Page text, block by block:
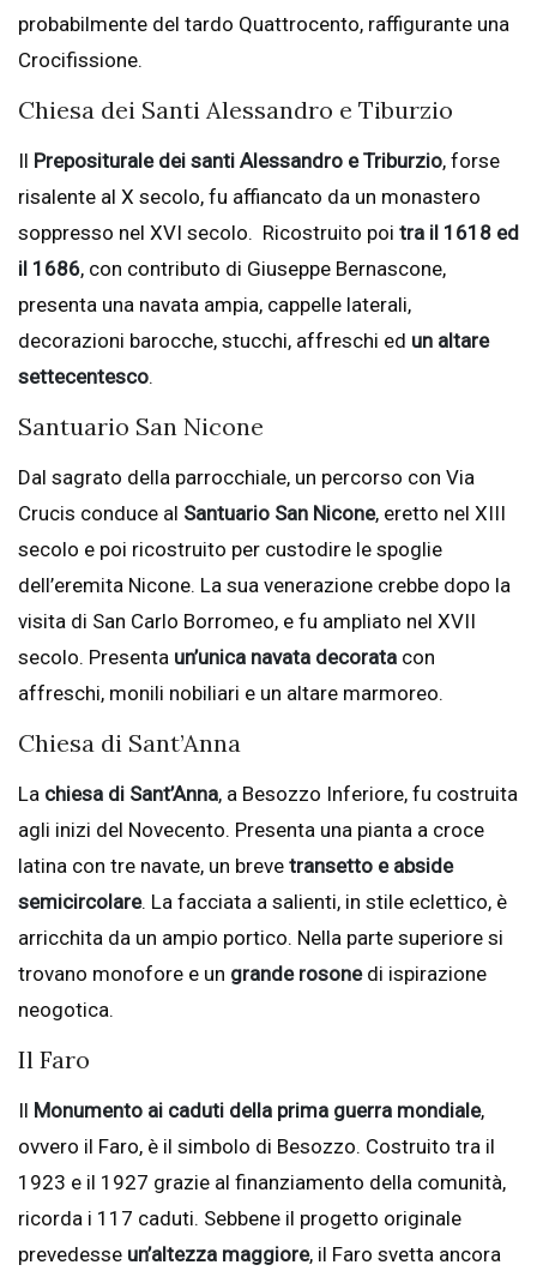
probabilmente del tardo Quattrocento, raffigurante una
Crocifissione.
Chiesa dei Santi Alessandro e Tiburzio
Il Prepositurale dei santi Alessandro e Triburzio, forse
risalente al X secolo, fu affiancato da un monastero
soppresso nel XVI secolo. Ricostruito poi tra il 1618 ed
il 1686, con contributo di Giuseppe Bernascone,
presenta una navata ampia, cappelle laterali,
decorazioni barocche, stucchi, affreschi ed un altare
settecentesco.
Santuario San Nicone
Dal sagrato della parrocchiale, un percorso con Via
Crucis conduce al Santuario San Nicone, eretto nel XIII
secolo e poi ricostruito per custodire le spoglie
dell’eremita Nicone. La sua venerazione crebbe dopo la
visita di San Carlo Borromeo, e fu ampliato nel XVII
secolo. Presenta un’unica navata decorata con
affreschi, monili nobiliari e un altare marmoreo.
Chiesa di Sant’Anna
La chiesa di Sant’Anna, a Besozzo Inferiore, fu costruita
agli inizi del Novecento. Presenta una pianta a croce
latina con tre navate, un breve transetto e abside
semicircolare. La facciata a salienti, in stile eclettico, è
arricchita da un ampio portico. Nella parte superiore si
trovano monofore e un grande rosonedi ispirazione
neogotica.
Il Faro
Il Monumento ai caduti della prima guerra mondiale,
ovvero il Faro, è il simbolo di Besozzo. Costruito tra il
1923 e il 1927 grazie al finanziamento della comunità,
ricorda i 117 caduti. Sebbene il progetto originale
prevedesse un’altezza maggiore, il Faro svetta ancora